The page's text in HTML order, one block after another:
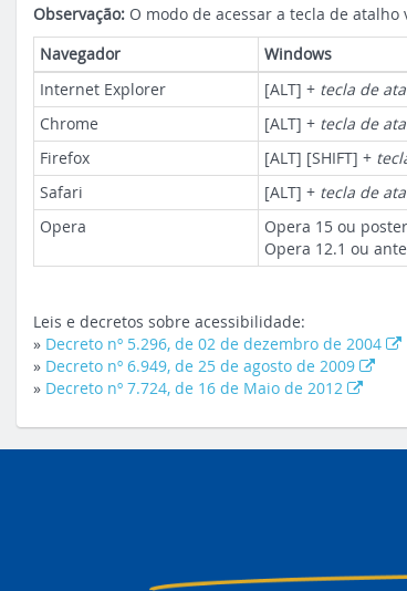
Observação: O modo de acessar a tecla de
Navegador
Windows
Internet Explorer
[ALT] + tecla de
Chrome
[ALT] + tecla de
Firefox
[ALT] [SHIFT] +
Safari
[ALT] + tecla de
Opera
Opera 15 ou
Opera 12.1 ou
Leis e decretos sobre acessibilidade:
» Decreto nº 5.296, de 02 de dezembro de 2004
» Decreto nº 6.949, de 25 de agosto de 2009
» Decreto nº 7.724, de 16 de Maio de 2012